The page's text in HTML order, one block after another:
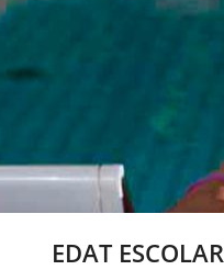
EDAT ESCOLAR